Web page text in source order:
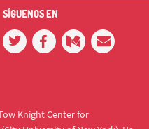
SÍGUENOS EN
Knight Center for